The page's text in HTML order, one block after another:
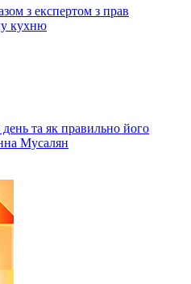
з експертом з прав
кухню
та як правильно його
Мусалян